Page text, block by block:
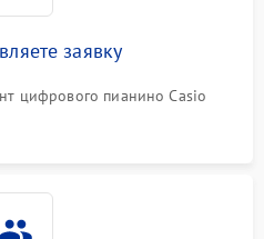
заявку
цифрового пианино Casio